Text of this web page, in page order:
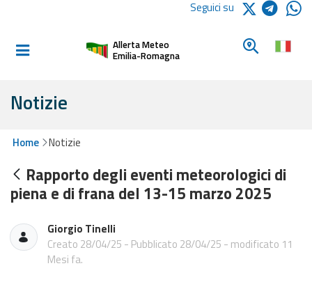
Informati e
Bollettini
Allerte e
Bollettini
Allerte e
Bollettini
Valanghe
Seguici su
Allerta Meteo
Emilia-Romagna
Cerca un
Notizie
Home Notizie
Rapporto degli eventi meteorologici di
piena e di frana del 13-15 marzo 2025
Giorgio Tinelli
Creato 28/04/25 - Pubblicato 28/04/25 - modificato 11
Mesi fa.